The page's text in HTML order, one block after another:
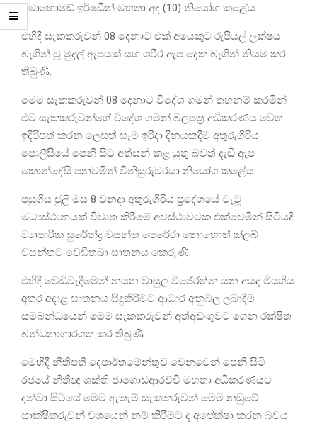
මොහොමඩ් ඉර්ෂඩීන් මහතා අද (10) නියෝග කළේය.
එහිදී සැකකරුවන් 08 දෙනාට එක් අයෙකුට රුපියල් ලක්ෂය
බැගින් වූ මුදල් ඇපයක් සහ ශරීර ඇප දෙක බැගින් නියම කර
තිබුණි.
මෙම සැකකරුවන් 08 දෙනාට විදේශ ගමන් තහනම් කරමින්
එම සැකකරුවන්ගේ විදේශ ගමන් බලපත්‍ර අධිකරණය වෙත
ඉදිරිපත් කරන ලෙසත් සෑම ඉරිදා දිනයකදීම අතුරුගිරිය
පොලීසියේ පෙනී සිට අත්සන් කළ යුතු බවත් දැඩි ඇප
කොන්දේසි පනවමින් විනිසුරුවරයා නියෝග කළේය.
පසුගිය ජුලි මස 8 වනදා අතුරුගිරිය ප්‍රදේශයේ ටැටූ
මධ්‍යස්ථානයක් විවෘත කිරීමේ අවස්ථාවටක එක්වෙමින් සිටියදී
ව්‍යාපාරික සුරේන්ද්‍ර වසන්ත පෙරේරා නොහොත් ක්ලබ්
වසන්තට වෙඩිතබා ඝාතනය කෙරුණි.
එහිදී වෙඩිවැදීමෙන් නයන වාසුල විජේරත්න යන අයද මියගිය
අතර අදාළ ඝාතනය සිදුකිරීමට ආධාර අනුබල ලබාදීම
සම්බන්ධයෙන් මෙම සැකකරුවන් අත්අඩංගුවට ගෙන රක්ෂිත
බන්ධනාගාරගත කර තිබුණි.
මෙහිදී නීතිපති දෙපාර්තමේන්තුව වෙනුවෙන් පෙනී සිටි
රජයේ නීතීඥ ශක්ති ජාගොඩආරච්චි මහතා අධිකරණයට
දන්වා සිටියේ මෙම ඇතැම් සැකකරුවන් මෙම නඩුවේ
සාක්ෂිකරුවන් වශයෙන් නම් කිරීමට ද අපේක්ෂා කරන බවය.